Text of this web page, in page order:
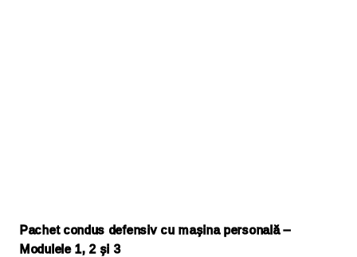
Pachet condus defensiv cu mașina personală –
Modulele 1, 2 și 3